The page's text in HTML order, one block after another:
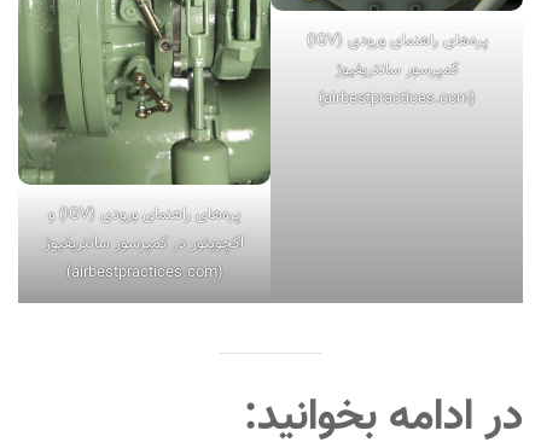
پره‌های راهنمای ورودی (IGV)
کمپرسور سانتریفیوژ
(airbestpractices.com)
پره‌های راهنمای ورودی (IGV) و
اکچویتور در کمپرسور سانتریفیوژ
(airbestpractices.com)
در ادامه بخوانید: